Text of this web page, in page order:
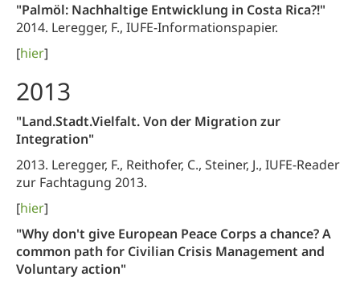
"Palmöl: Nachhaltige Entwicklung in Costa Rica?!"
2014. Leregger, F., IUFE-Informationspapier.
[hier]
2013
"Land.Stadt.Vielfalt. Von der Migration zur
Integration"
2013. Leregger, F., Reithofer, C., Steiner, J., IUFE-Reader
zur Fachtagung 2013.
[hier]
"Why don't give European Peace Corps a chance? A
common path for Civilian Crisis Management and
Voluntary action"